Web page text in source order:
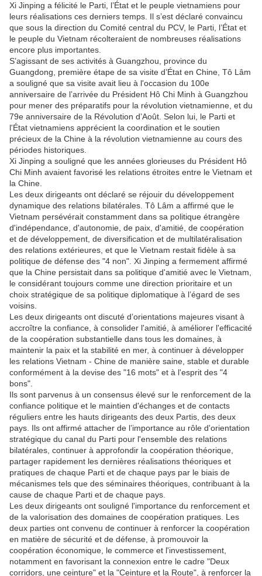
Xi Jinping a félicité le Parti, l’État et le peuple vietnamiens pour
leurs réalisations ces derniers temps. Il s’est déclaré convaincu
que sous la direction du Comité central du PCV, le Parti, l’État et
le peuple du Vietnam récolteraient de nombreuses réalisations
encore plus importantes.
S’agissant de ses activités à Guangzhou, province du
Guangdong, première étape de sa visite d’État en Chine, Tô Lâm
a souligné que sa visite avait lieu à l'occasion du 100e
anniversaire de l’arrivée du Président Hô Chi Minh à Guangzhou
pour mener des préparatifs pour la révolution vietnamienne, et du
79e anniversaire de la Révolution d’Août. Selon lui, le Parti et
l'État vietnamiens apprécient la coordination et le soutien
précieux de la Chine à la révolution vietnamienne au cours des
périodes historiques.
Xi Jinping a souligné que les années glorieuses du Président Hô
Chi Minh avaient favorisé les relations étroites entre le Vietnam et
la Chine.
Les deux dirigeants ont déclaré se réjouir du développement
dynamique des relations bilatérales. Tô Lâm a affirmé que le
Vietnam persévérait constamment dans sa politique étrangère
d'indépendance, d'autonomie, de paix, d'amitié, de coopération
et de développement, de diversification et de multilatéralisation
des relations extérieures, et que le Vietnam restait fidèle à sa
politique de défense des "4 non". Xi Jinping a fermement affirmé
que la Chine persistait dans sa politique d'amitié avec le Vietnam,
le considérant toujours comme une direction prioritaire et un
choix stratégique de sa politique diplomatique à l’égard de ses
voisins.
Les deux dirigeants ont discuté d’orientations majeures visant à
accroître la confiance, à consolider l'amitié, à améliorer l'efficacité
de la coopération substantielle dans tous les domaines, à
maintenir la paix et la stabilité en mer, à continuer à développer
les relations Vietnam - Chine de manière saine, stable et durable
conformément à la devise des "16 mots" et à l'esprit des "4
bons".
Ils sont parvenus à un consensus élevé sur le renforcement de la
confiance politique et le maintien d'échanges et de contacts
réguliers entre les hauts dirigeants des deux Partis, des deux
pays. Ils ont affirmé attacher de l’importance au rôle d'orientation
stratégique du canal du Parti pour l'ensemble des relations
bilatérales, continuer à approfondir la coopération théorique,
partager rapidement les dernières réalisations théoriques et
pratiques de chaque Parti et de chaque pays par le biais de
mécanismes tels que des séminaires théoriques, contribuant à la
cause de chaque Parti et de chaque pays.
Les deux dirigeants ont souligné l'importance du renforcement et
de la valorisation des domaines de coopération pratiques. Les
deux parties ont convenu de continuer à renforcer la coopération
en matière de sécurité et de défense, à promouvoir la
coopération économique, le commerce et l'investissement,
notamment en favorisant la connexion entre le cadre "Deux
corridors, une ceinture" et la "Ceinture et la Route", à renforcer la